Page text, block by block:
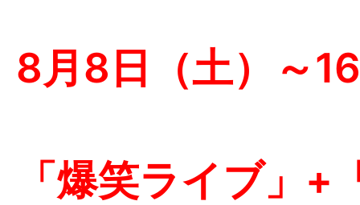
8月8日（土）～
「爆笑ライブ」